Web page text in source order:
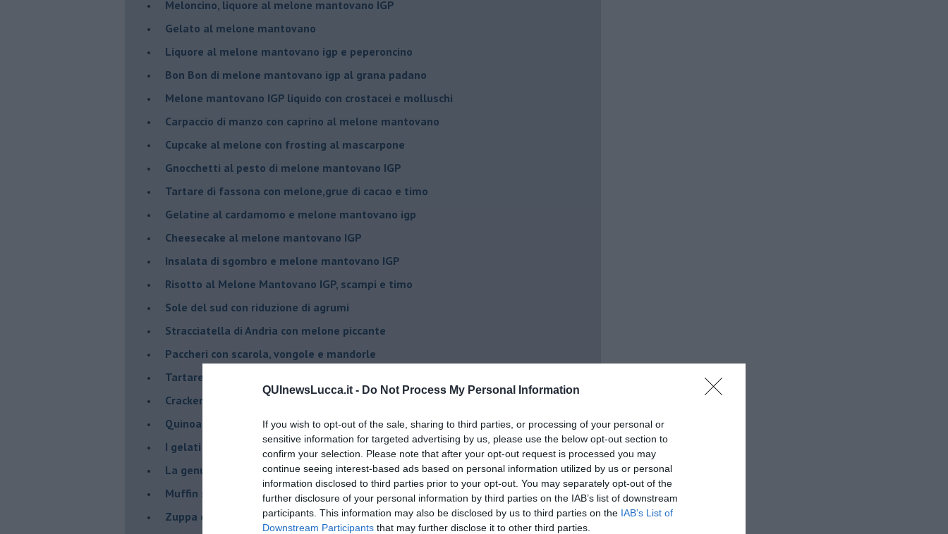
QUInewsLucca.it - Do Not Process My Personal Information
If you wish to opt-out of the sale, sharing to third parties, or processing of your personal or
sensitive information for targeted advertising by us, please use the below opt-out section to
confirm your selection. Please note that after your opt-out request is processed you may
continue seeing interest-based ads based on personal information utilized by us or personal
information disclosed to third parties prior to your opt-out. You may separately opt-out of the
further disclosure of your personal information by third parties on the IAB’s list of downstream
participants. This information may also be disclosed by us to third parties on the IAB’s List of
Downstream Participants that may further disclose it to other third parties.
Meloncino, liquore al melone mantovano IGP
Gelato al melone mantovano
Liquore al melone mantovano igp e peperoncino
Bon Bon di melone mantovano igp al grana padano
Melone mantovano IGP liquido con crostacei e molluschi
Carpaccio di manzo con caprino al melone mantovano
Cupcake al melone con frosting al mascarpone
Gnocchetti al pesto di melone mantovano IGP
Tartare di fassona con melone,grue di cacao e timo
Gelatine al cardamomo e melone mantovano igp
Cheesecake al melone mantovano IGP
Insalata di sgombro e melone mantovano IGP
Risotto al Melone Mantovano IGP, scampi e timo
Sole del sud con riduzione di agrumi
Stracciatella di Andria con melone piccante
Paccheri con scarola, vongole e mandorle
Tartare di luccioperca con melone al tabasco
Crackers di segale
Quinoa con Melone Mantovano IGP, Rucola, Croccante
I gelati salati
La genuinità come primo ingrediente
Muffin salati al curry e granny smith
Zuppa di porri alla birra, con ...